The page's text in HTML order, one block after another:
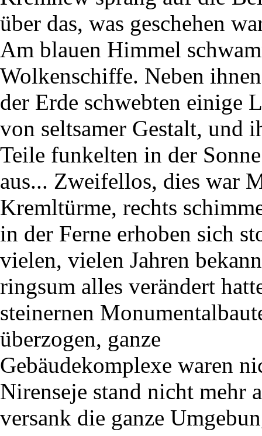
über das, was geschehen
Am blauen Himmel
Wolkenschiffe. Neben
der Erde schwebten einige
von seltsamer Gestalt, und
Teile funkelten in der
aus... Zweifellos, dies war
Kremltürme, rechts
in der Ferne erhoben sich
vielen, vielen Jahren
ringsum alles verändert
steinernen
überzogen, ganze
Gebäudekomplexe waren
Nirenseje stand nicht mehr
versank die ganze